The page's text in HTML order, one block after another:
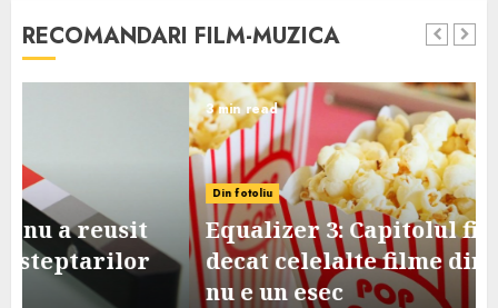
RECOMANDARI FILM-MUZICA
Din fotoliu
Equalizer 3: Capitolul final, mai slab
decat celelalte filme din serie, dar
nu e un esec